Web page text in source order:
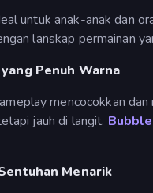
untuk anak-anak dan
lanskap permainan
Penuh Warna
mencocokkan
jauh di langit.
Menarik